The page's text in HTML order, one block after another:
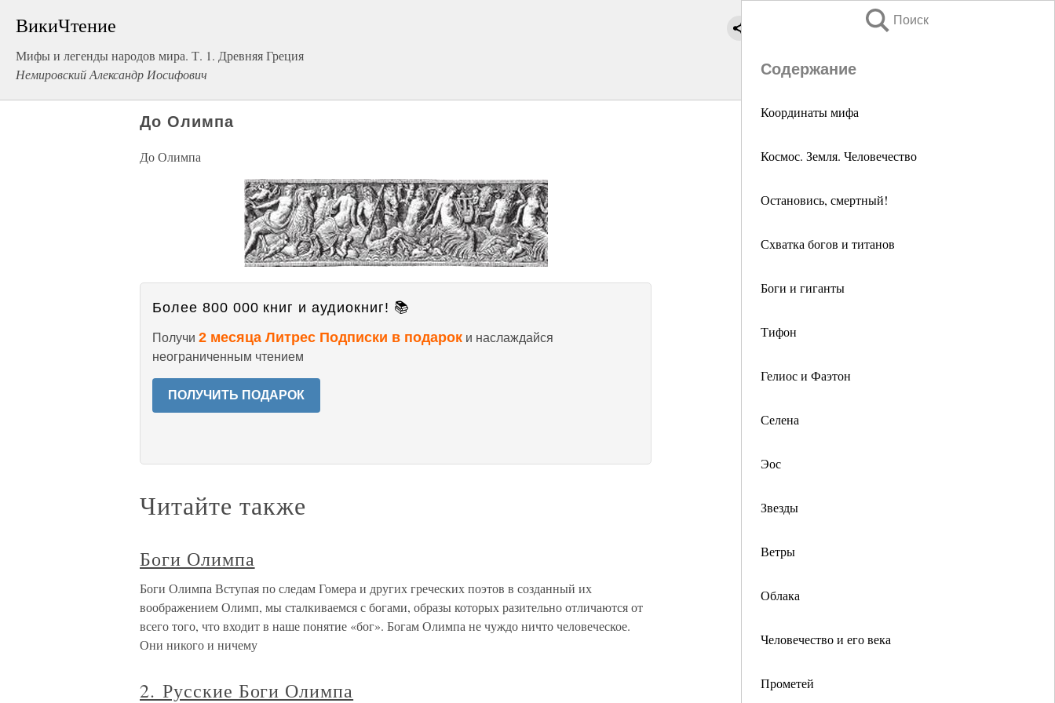
ВикиЧтение
Мифы и легенды народов мира. Т. 1. Древняя Греция
Немировский Александр Иосифович
Поиск
Содержание
Координаты мифа
Космос. Земля. Человечество
Остановись, смертный!
Схватка богов и титанов
Боги и гиганты
Тифон
Гелиос и Фаэтон
Селена
Эос
Звезды
Ветры
Облака
Человечество и его века
Прометей
До Олимпа
До Олимпа
Более 800 000 книг и аудиокниг! 📚
Получи 2 месяца Литрес Подписки в подарок и наслаждайся
неограниченным чтением
ПОЛУЧИТЬ ПОДАРОК
Читайте также
Боги Олимпа
Боги Олимпа Вступая по следам Гомера и других греческих поэтов в созданный их
воображением Олимп, мы сталкиваемся с богами, образы которых разительно отличаются от
всего того, что входит в наше понятие «бог». Богам Олимпа не чуждо ничто человеческое.
Они никого и ничему
2. Русские Боги Олимпа